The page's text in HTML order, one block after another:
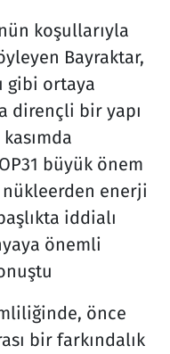
koşullarıyla
Bayraktar,
gibi ortaya
dirençli bir yapı
büyük önem
nükleerden enerji
iddialı
önemli
önce
bir farkındalık